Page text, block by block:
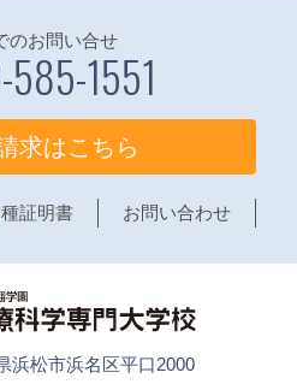
のお問い合せ
1551
求はこちら
証明書 お問い合わせ
浜松市浜名区平口2000